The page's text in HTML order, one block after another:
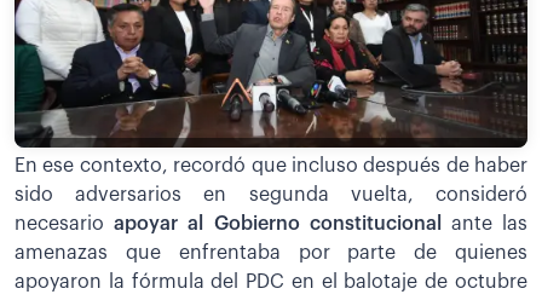
En ese contexto, recordó que incluso después de haber
sido adversarios en segunda vuelta, consideró
necesarioapoyar al Gobierno constitucional
ante las
amenazas que enfrentaba por parte de quienes
apoyaron la fórmula del PDC en el balotaje de octubre